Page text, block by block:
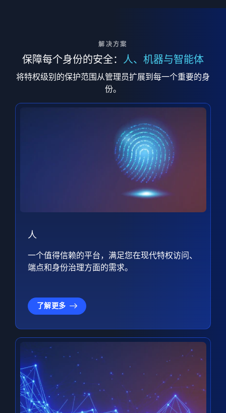
解决方案
保障每个身份的安全： 人、机器与智能体
将特权级别的保护范围从管理员扩展到每一个重要的身
份。
人
一个值得信赖的平台，满足您在现代特权访问、
端点和身份治理方面的需求。
了解更多